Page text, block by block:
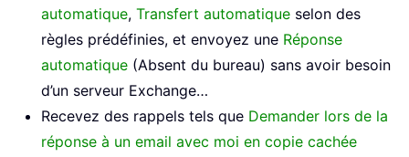
automatique, Transfert automatique selon des
règles prédéfinies, et envoyez une Réponse
automatique (Absent du bureau) sans avoir besoin
d’un serveur Exchange…
Recevez des rappels tels que Demander lors de la
réponse à un email avec moi en copie cachée